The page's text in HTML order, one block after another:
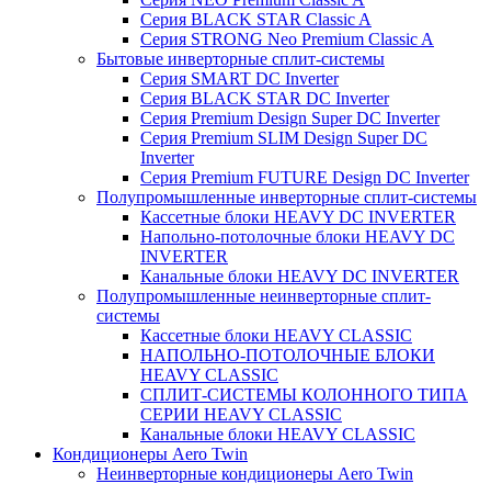
Серия BLACK STAR Classic A
Серия STRONG Neo Premium Classic A
Бытовые инверторные сплит-системы
Серия SMART DC Inverter
Серия BLACK STAR DC Inverter
Серия Premium Design Super DC Inverter
Серия Premium SLIM Design Super DC
Inverter
Серия Premium FUTURE Design DC Inverter
Полупромышленные инверторные сплит-системы
Кассетные блоки HEAVY DC INVERTER
Напольно-потолочные блоки HEAVY DC
INVERTER
Канальные блоки HEAVY DC INVERTER
Полупромышленные неинверторные сплит-
системы
Кассетные блоки HEAVY CLASSIC
НАПОЛЬНО-ПОТОЛОЧНЫЕ БЛОКИ
HEAVY CLASSIC
СПЛИТ-СИСТЕМЫ КОЛОННОГО ТИПА
СЕРИИ HEAVY CLASSIC
Канальные блоки HEAVY CLASSIC
Кондиционеры Aero Twin
Неинверторные кондиционеры Aero Twin